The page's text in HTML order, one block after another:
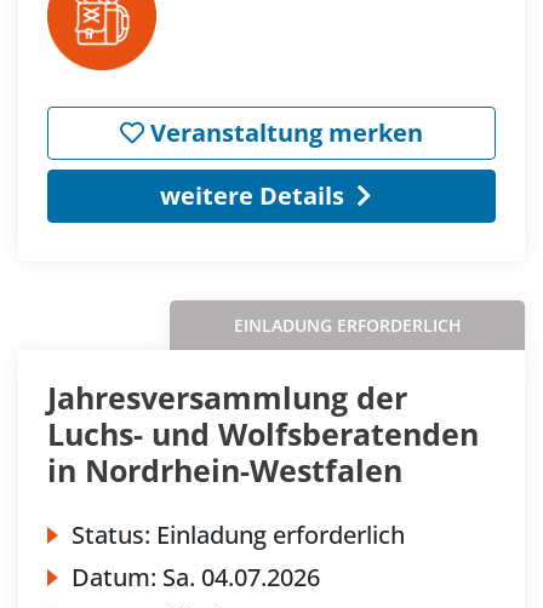
Veranstaltung merken
weitere Details
EINLADUNG ERFORDERLICH
Jahresversammlung der
Luchs- und Wolfsberatenden
in Nordrhein-Westfalen
Status: Einladung erforderlich
Datum: Sa. 04.07.2026